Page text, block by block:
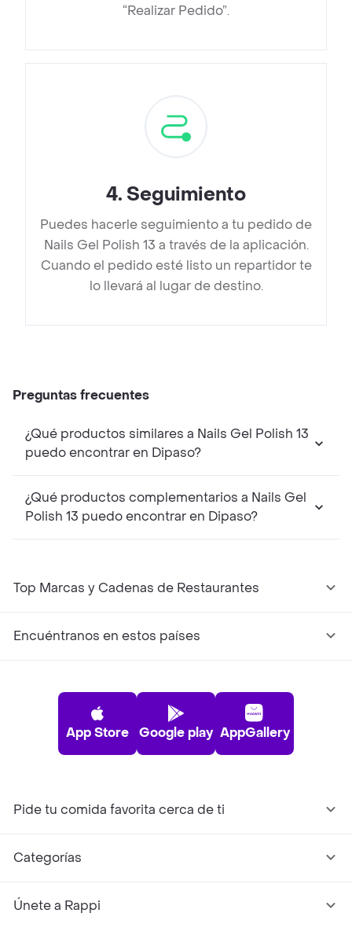
“Realizar Pedido”.
4. Seguimiento
Puedes hacerle seguimiento a tu pedido de
Nails Gel Polish 13 a través de la aplicación.
Cuando el pedido esté listo un repartidor te
lo llevará al lugar de destino.
Preguntas frecuentes
¿Qué productos similares a Nails Gel Polish 13
puedo encontrar en Dipaso?
¿Qué productos complementarios a Nails Gel
Polish 13 puedo encontrar en Dipaso?
Top Marcas y Cadenas de Restaurantes
Encuéntranos en estos países
App Store Google play AppGallery
Pide tu comida favorita cerca de ti
Categorías
Únete a Rappi